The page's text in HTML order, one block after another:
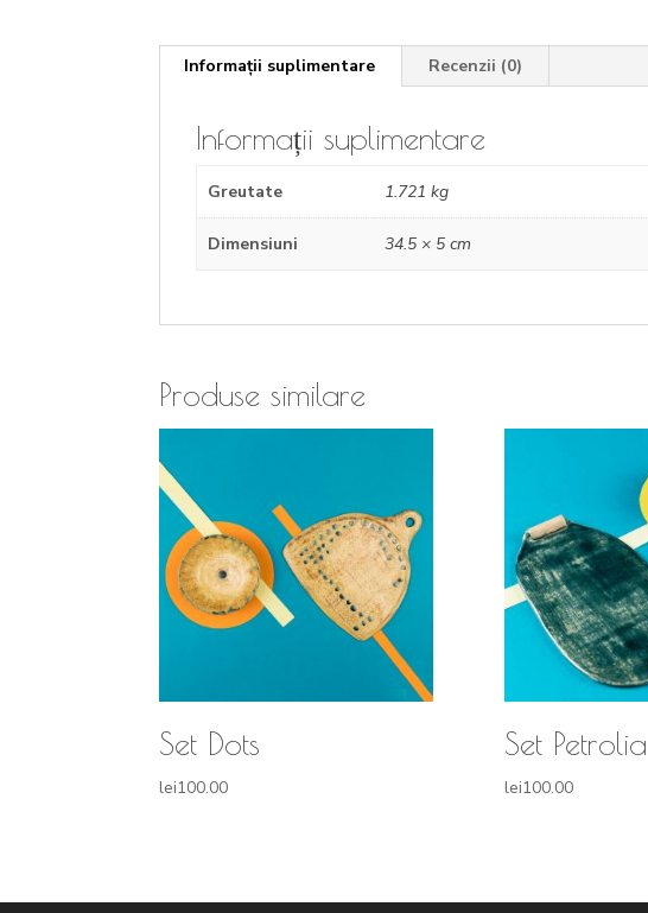
Informații suplimentare Recenzii (0)
Informații suplimentare
Greutate 1.721 kg
Dimensiuni 34.5 × 5 cm
Produse similare
Set Dots
lei100.00
Set Petrolia
lei100.00